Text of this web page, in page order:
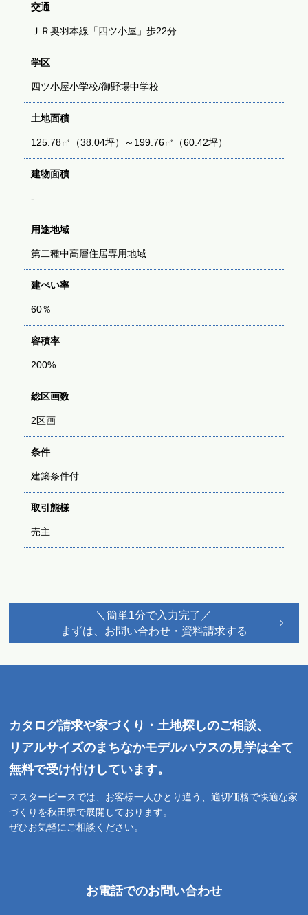
交通
ＪＲ奥羽本線「四ツ小屋」歩22分
学区
四ツ小屋小学校/御野場中学校
土地面積
125.78㎡（38.04坪）～199.76㎡（60.42坪）
建物面積
-
用途地域
第二種中高層住居専用地域
建ぺい率
60％
容積率
200%
総区画数
2区画
条件
建築条件付
取引態様
売主
＼簡単1分で入力完了／
まずは、お問い合わせ・資料請求する
カタログ請求や家づくり・土地探しのご相談、
リアルサイズのまちなかモデルハウスの見学は全て
無料で受け付けしています。
マスターピースでは、お客様一人ひとり違う、適切価格で快適な家
づくりを秋田県で展開しております。
ぜひお気軽にご相談ください。
お電話でのお問い合わせ